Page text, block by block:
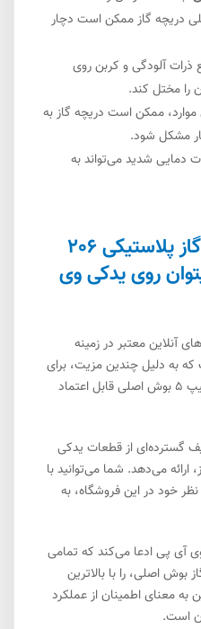
دریچه گاز ممکن است دچار
ذرات آلودگی و کربن روی
را مختل کند.
موارد، ممکن است دریچه گاز به
مشکل شود.
دمایی شدید می‌تواند به
چرا برای خرید دریچه گاز پلاستیکی 206
روی یدکی وی
آنلاین معتبر در زمینه
به دلیل چندین مزیت، برای
خرید دریچه گاز پلاستیکی 206 تیپ 5 بوش اصلی قابل اعتماد
گسترده‌ای از قطعات یدکی
ارائه می‌دهد. شما می‌توانید با
خود در این فروشگاه، به
آی پی ادعا می‌کند که تمامی
اصلی، را با بالاترین
معنای اطمینان از عملکرد
است.